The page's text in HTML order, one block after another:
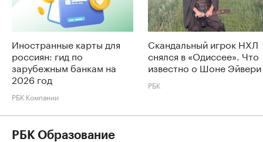
Иностранные карты для
россиян: гид по
зарубежным банкам на
2026 год
РБК Компании
Скандальный игрок НХЛ
снялся в «Одиссее». Что
известно о Шоне Эйвери
РБК
РБК Образование